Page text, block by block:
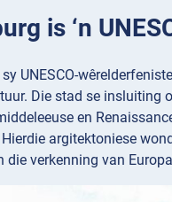
is ‘n
UNESCO-
Die stad se insluiting
en
argitektoniese
verkenning van